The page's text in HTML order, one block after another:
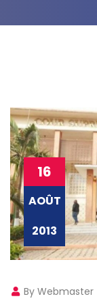
16
AOÛT
2013
By Webmaster